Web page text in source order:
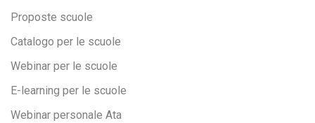
Proposte scuole
Catalogo per le scuole
Webinar per le scuole
E-learning per le scuole
Webinar personale Ata